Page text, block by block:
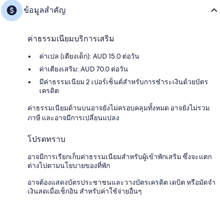
ข้อมูลสำคัญ
ค่าธรรมเนียมบริการเสริม
ค่าเปล (เตียงเด็ก): AUD 15.0 ต่อวัน
ค่าเตียงเสริม: AUD 70.0 ต่อวัน
มีค่าธรรมเนียม 2 เปอร์เซ็นต์สำหรับการชำระเงินด้วยบัตร
เครดิต
ค่าธรรมเนียมด้านบนอาจยังไม่ครอบคลุมทั้งหมด อาจยังไม่รวม
ภาษี และอาจมีการเปลี่ยนแปลง
โปรดทราบ
อาจมีการเรียกเก็บค่าธรรมเนียมสำหรับผู้เข้าพักเสริม ซึ่งจะแตก
ต่างไปตามนโยบายของที่พัก
อาจต้องแสดงบัตรประชาชนและวางบัตรเครดิต เดบิต หรือมัดจำ
เงินสดเมื่อเช็กอิน สำหรับค่าใช้จ่ายอื่นๆ